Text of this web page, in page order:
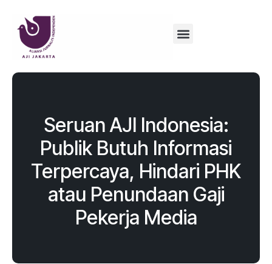
Seruan AJI Indonesia:
Publik Butuh Informasi
Terpercaya, Hindari PHK
atau Penundaan Gaji
Pekerja Media